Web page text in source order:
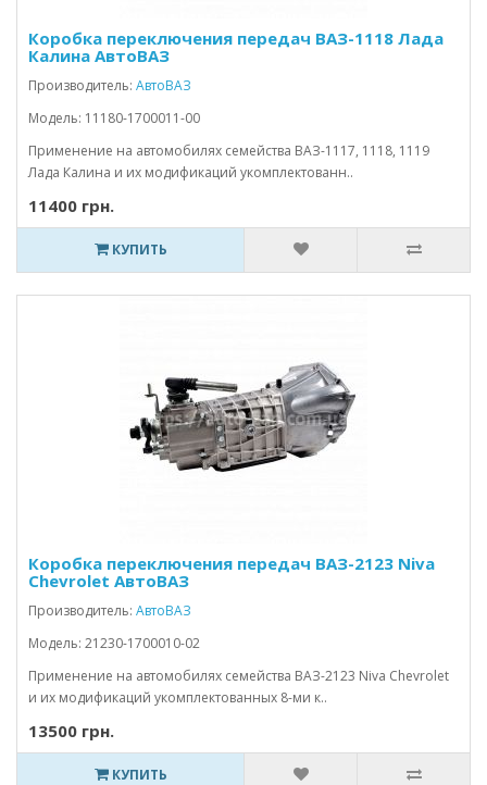
Коробка переключения передач ВАЗ-1118 Лада
Калина АвтоВАЗ
Производитель: АвтоВАЗ
Модель: 11180-1700011-00
Применение на автомобилях семейства ВАЗ-1117, 1118, 1119
Лада Калина и их модификаций укомплектованн..
11400 грн.
КУПИТЬ
Коробка переключения передач ВАЗ-2123 Niva
Chevrolet АвтоВАЗ
Производитель: АвтоВАЗ
Модель: 21230-1700010-02
Применение на автомобилях семейства ВАЗ-2123 Niva Chevrolet
и их модификаций укомплектованных 8-ми к..
13500 грн.
КУПИТЬ